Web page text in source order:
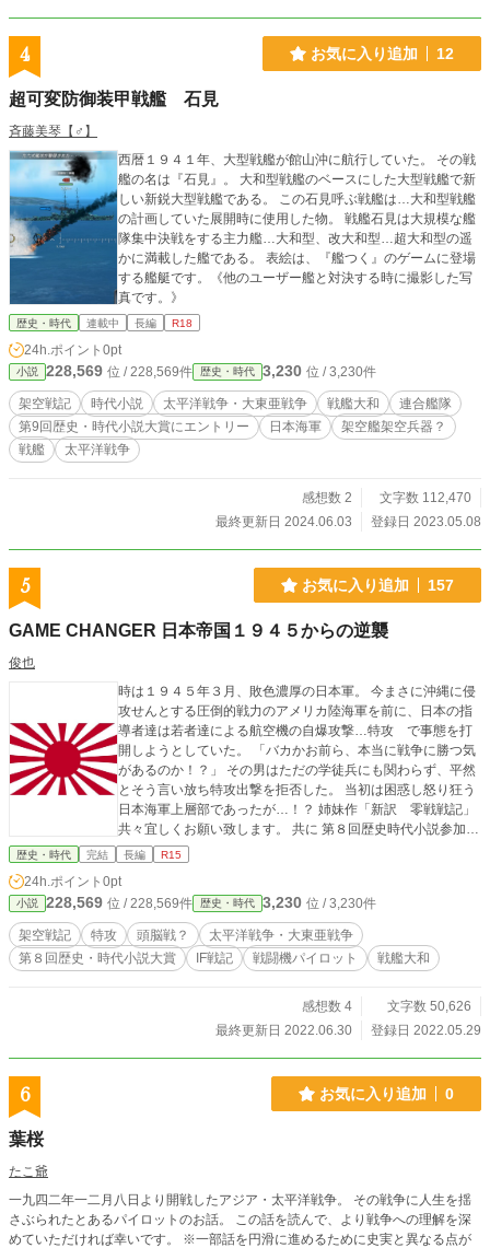
4 お気に入り追加 12
超可変防御装甲戦艦 石見
斉藤美琴【♂】
西暦１９４１年、大型戦艦が館山沖に航行していた。 その戦
艦の名は『石見』。 大和型戦艦のベースにした大型戦艦で新
しい新鋭大型戦艦である。 この石見呼ぶ戦艦は…大和型戦艦
の計画していた展開時に使用した物。 戦艦石見は大規模な艦
隊集中決戦をする主力艦…大和型、改大和型…超大和型の遥
かに満載した艦である。 表絵は、『艦つく』のゲームに登場
する艦艇です。《他のユーザー艦と対決する時に撮影した写
真です。》
歴史・時代 連載中 長編 R18
24h.ポイント 0pt
小説 228,569 位 / 228,569件 歴史・時代 3,230 位 / 3,230件
架空戦記 時代小説 太平洋戦争・大東亜戦争 戦艦大和
連合艦隊
第9回歴史・時代小説大賞にエントリー
日本海軍
架空艦架空兵器？
戦艦
太平洋戦争
感想数 2
文字数 112,470
最終更新日 2024.06.03
登録日 2023.05.08
5 お気に入り追加 157
GAME CHANGER 日本帝国１９４５からの逆襲
俊也
時は１９４５年３月、敗色濃厚の日本軍。 今まさに沖縄に侵
攻せんとする圧倒的戦力のアメリカ陸海軍を前に、日本の指
導者達は若者達による航空機の自爆攻撃…特攻 で事態を打
開しようとしていた。 「バカかお前ら、本当に戦争に勝つ気
があるのか！？」 その男はただの学徒兵にも関わらず、平然
とそう言い放ち特攻出撃を拒否した。 当初は困惑し怒り狂う
日本海軍上層部であったが…！？ 姉妹作「新訳 零戦戦記」
共々宜しくお願い致します。 共に 第８回歴史時代小説参加し
ました！
歴史・時代 完結 長編 R15
24h.ポイント 0pt
小説 228,569 位 / 228,569件 歴史・時代 3,230 位 / 3,230件
架空戦記 特攻 頭脳戦？
太平洋戦争・大東亜戦争
第８回歴史・時代小説大賞
IF戦記 戦闘機パイロット 戦艦大和
感想数 4
文字数 50,626
最終更新日 2022.06.30
登録日 2022.05.29
6 お気に入り追加 0
葉桜
たこ爺
一九四二年一二月八日より開戦したアジア・太平洋戦争。 その戦争に人生を揺
さぶられたとあるパイロットのお話。 この話を読んで、より戦争への理解を深
めていただければ幸いです。 ※一部話を円滑に進めるために史実と異なる点が